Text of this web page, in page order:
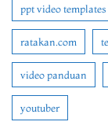
ppt video templates
ratakan.com
video panduan
youtuber